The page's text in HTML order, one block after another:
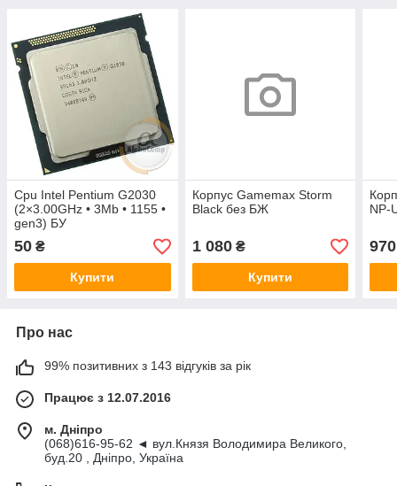
Cpu Intel Pentium G2030
(2×3.00GHz • 3Mb • 1155 •
gen3) БУ
50 ₴
Купити
Корпус Gamemax Storm
Black без БЖ
1 080₴
Купити
NP-
970
Про нас
99% позитивних з 143 відгуків за рік
Працює з 12.07.2016
м. Дніпро
(068)616-95-62 ◄ вул.Князя Володимира Великого,
буд.20 , Дніпро, Україна